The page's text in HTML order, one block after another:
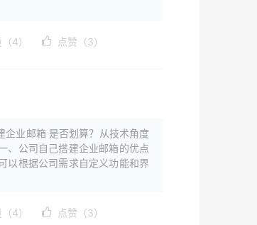
4） 点赞（3）
企业邮箱 是否划算？从技术角度
、公司自己搭建企业邮箱的优点
以根据公司需求自定义功能和界
4） 点赞（3）